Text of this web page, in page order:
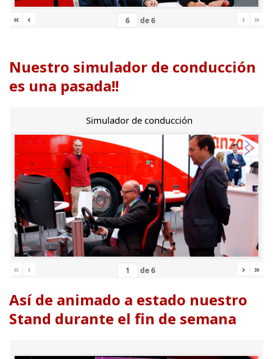
« ‹ de6 › »
Nuestro simulador de conducción
es una pasada!!
Simulador de conducción
« ‹ de6 › »
Así de animado a estado nuestro
Stand durante el fin de semana